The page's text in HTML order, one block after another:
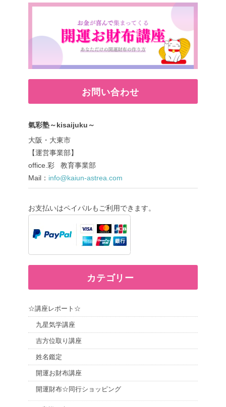
お問い合わせ
氣彩塾～kisaijuku～
大阪・大東市
【運営事業部】
office.彩 教育事業部
Mail： info@kaiun-astrea.com
お支払いはペイパルもご利用できます。
カテゴリー
☆講座レポート☆
九星気学講座
吉方位取り講座
姓名鑑定
開運お財布講座
開運財布☆同行ショッピング